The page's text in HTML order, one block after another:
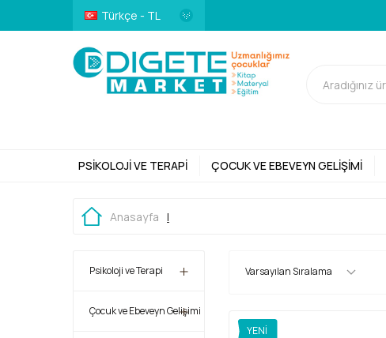
Türkçe - TL
PSIKOLOJI VE TERAPI ÇOCUK VE EBEVEYN GELIŞIMI
Anasayfa |
Psikoloji ve Terapi
Çocuk ve Ebeveyn Gelişimi
YENI